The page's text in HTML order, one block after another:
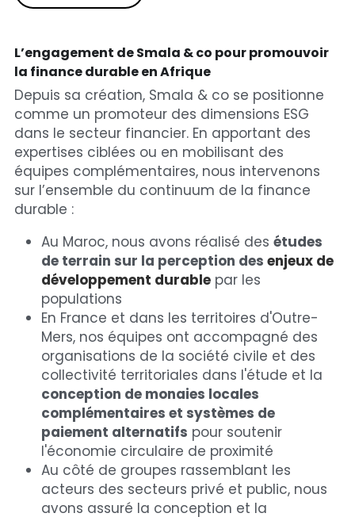
L’engagement de Smala & co pour promouvoir
la finance durable en Afrique
Depuis sa création, Smala & co se positionne
comme un promoteur des dimensions ESG
dans le secteur financier. En apportant des
expertises ciblées ou en mobilisant des
équipes complémentaires, nous intervenons
sur l’ensemble du continuum de la finance
durable :
Au Maroc, nous avons réalisé des études
de terrain sur la perception des enjeux de
développement durable par les
populations
En France et dans les territoires d'Outre-
Mers, nos équipes ont accompagné des
organisations de la société civile et des
conception de monaies locales
complémentaires et systèmes de
paiement alternatifs pour soutenir
l'économie circulaire de proximité
Au côté de groupes rassemblant les
acteurs des secteurs privé et public, nous